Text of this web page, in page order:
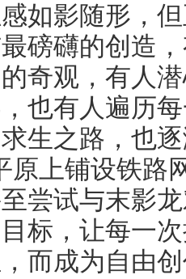
如影随形，
磅礴的创造
奇观，有人
也有人遍历
生之路，也
原上铺设铁路
尝试与末影
标，让每一
而成为自由